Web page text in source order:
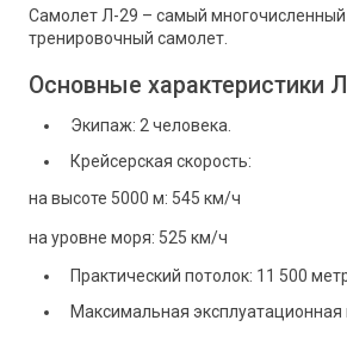
Самолет Л-29 – самый
тренировочный самолет.
Основные характеристики
Экипаж: 2 человека.
Крейсерская скорость:
на высоте 5000 м: 545 км/ч
на уровне моря: 525 км/ч
Практический потолок: 11 500
Максимальная эксплуатационная